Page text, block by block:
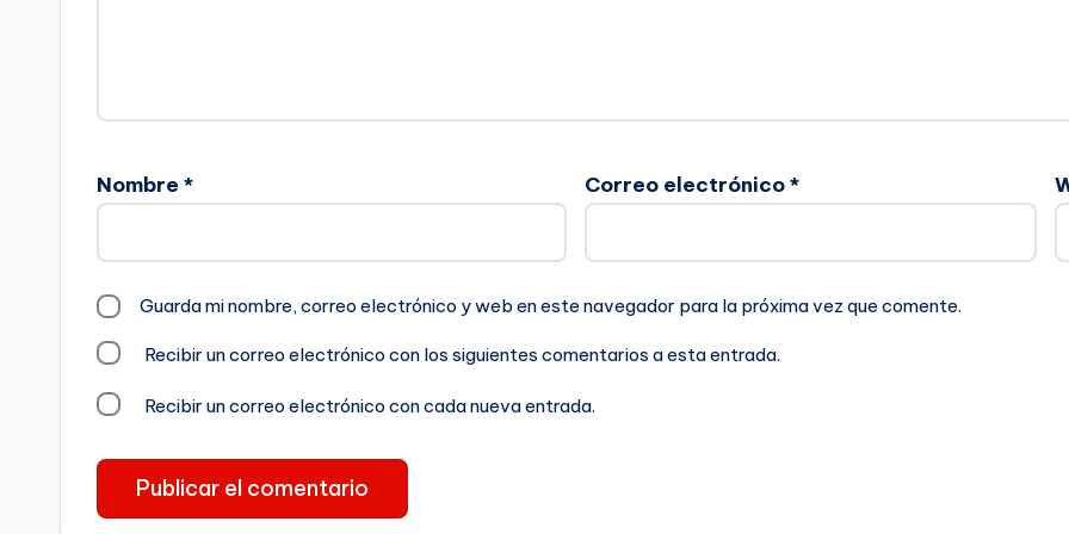
Nombre * Correo electrónico*
Guarda mi nombre, correo electrónico y web en este navegador para la próxima vez que comente.
Recibir un correo electrónico con los siguientes comentarios a esta entrada.
Recibir un correo electrónico con cada nueva entrada.